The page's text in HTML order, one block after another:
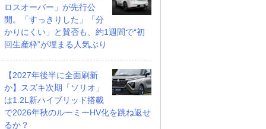
ロスオーバー」が先行公
開。「すっきりした」「分
かりにくい」と賛否も、約1週間で“初
回生産枠”が埋まる人気ぶり
【2027年後半に全面刷新
か】スズキ次期「ソリオ」
は1.2L新ハイブリッド搭載
で2026年秋のルーミーHV化を跳ね返せ
るか？